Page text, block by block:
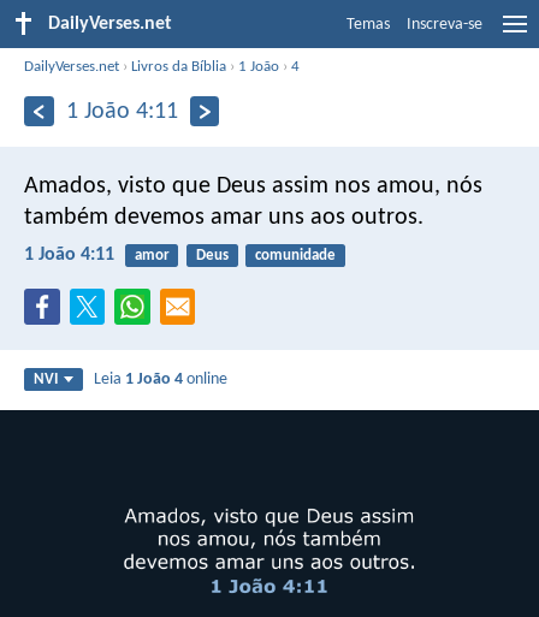
DailyVerses.net Temas Inscreva-se
DailyVerses.net ›Livros da Bíblia › 1 João ›4
1 João 4:11
Amados, visto que Deus assim nos amou, nós
também devemos amar uns aos outros.
1 João 4:11 amor Deus comunidade
NVI Leia 1 João 4 online